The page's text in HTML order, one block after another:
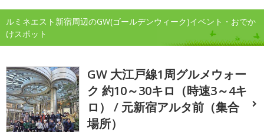
ルミネエスト新宿周辺のGW(ゴールデンウィーク)イベント・おでか
けスポット
GW 大江戸線1周グルメウォー
ク 約10～30キロ（時速3～4キ
ロ） / 元新宿アルタ前（集合
場所）